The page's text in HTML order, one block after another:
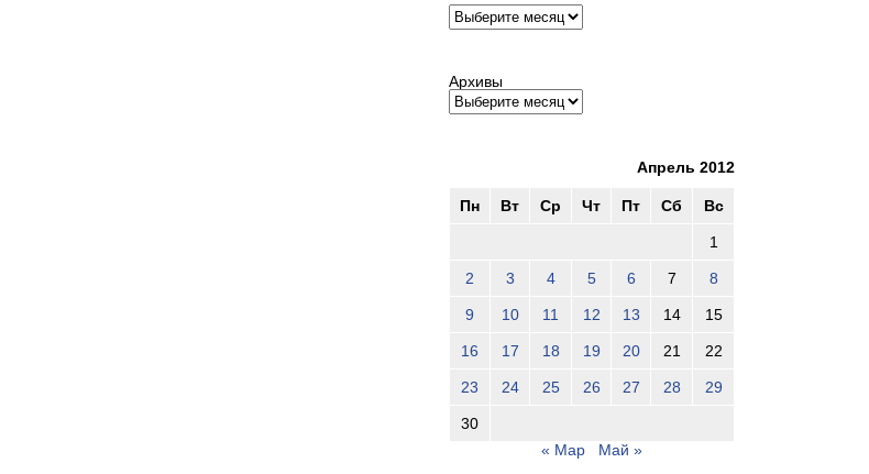
Архивы
Архивы
Апрель 2012
Пн Вт Ср Чт Пт Сб Вс
1
2 3 4 5 6 7 8
9 10 11 12 13 14 15
16 17 18 19 20 21 22
23 24 25 26 27 28 29
30
« Мар
Май »